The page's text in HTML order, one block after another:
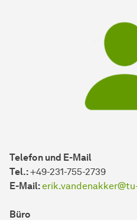
Telefon und E-Mail
Tel.:+49-231-755-2739
E-Mail:
Büro